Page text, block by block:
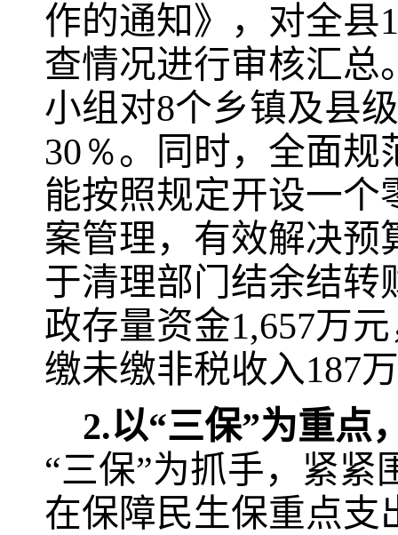
作的通知》，对全县
查情况进行审核汇总
小组对8个乡镇及县级
30％。同时，全面规
能按照规定开设一个
案管理，有效解决预
于清理部门结余结转
政存量资金1,657万
缴未缴非税收入187
2.以“三保”为重点
“三保”为抓手，紧
在保障民生保重点支